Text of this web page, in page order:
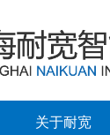
关于耐宽